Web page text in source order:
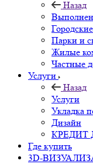
Назад
Парки и
Жилые
Частные
Услуги
Назад
Услуги
Укладка
Дизайн
КРЕДИТ
Где купить
3D-